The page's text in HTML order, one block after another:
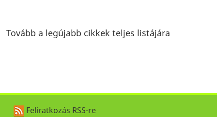
Tovább a legújabb cikkek teljes listájára
Feliratkozás RSS-re